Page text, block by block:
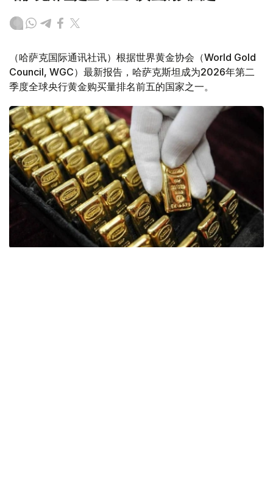
（哈萨克国际通讯社讯）根据世界黄金协会（World Gold
Council, WGC）最新报告，哈萨克斯坦成为2026年第二
季度全球央行黄金购买量排名前五的国家之一。